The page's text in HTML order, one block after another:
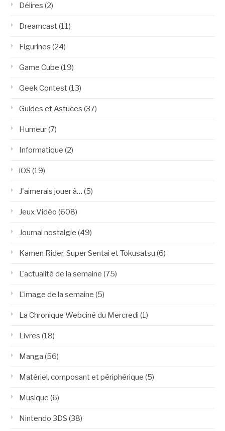
Délires (2)
Dreamcast(11)
Figurines (24)
Game Cube (19)
Geek Contest(13)
Guides et Astuces (37)
Humeur(7)
Informatique (2)
iOS (19)
J'aimerais jouer à… (5)
Jeux Vidéo (608)
Journal nostalgie (49)
Kamen Rider, Super Sentai et Tokusatsu (6)
L'actualité de la semaine (75)
L'image de la semaine (5)
La Chronique Webciné du Mercredi (1)
Livres (18)
Manga (56)
Matériel, composant et périphérique (5)
Musique (6)
Nintendo 3DS (38)